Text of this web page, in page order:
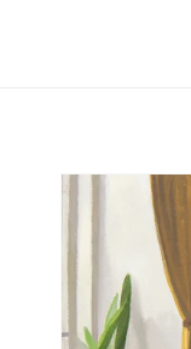
directamente
información
del producto